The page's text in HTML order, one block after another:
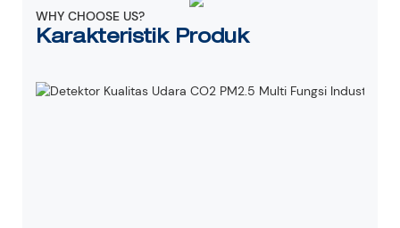
WHY CHOOSE US?
Karakteristik Produk